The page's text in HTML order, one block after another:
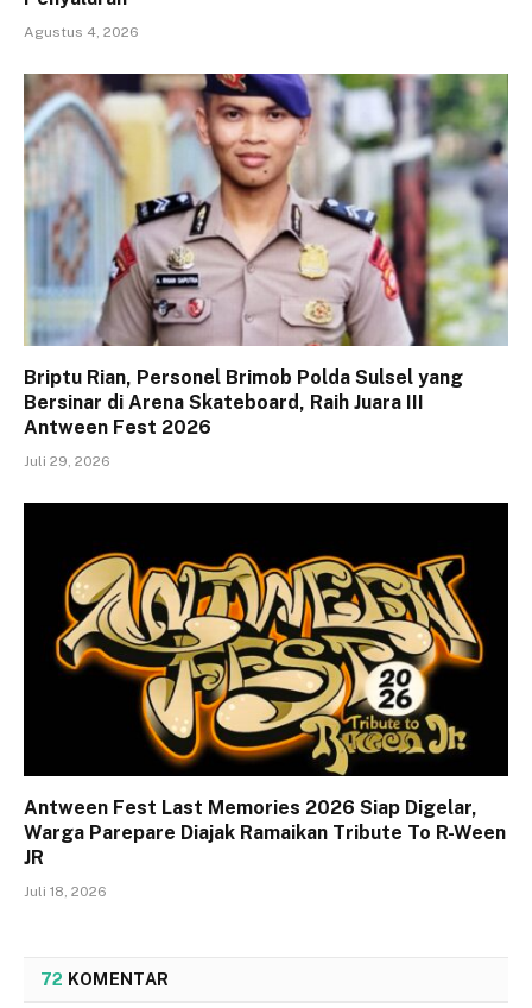
Agustus 4, 2026
Briptu Rian, Personel Brimob Polda Sulsel yang
Bersinar di Arena Skateboard, Raih Juara III
Antween Fest 2026
Juli 29, 2026
Antween Fest Last Memories 2026 Siap Digelar,
Warga Parepare Diajak Ramaikan Tribute To R-Ween
JR
Juli 18, 2026
72 KOMENTAR